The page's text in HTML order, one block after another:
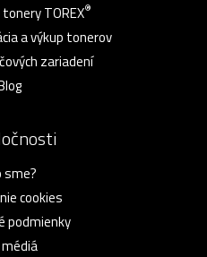
TOREX®
a výkup tonerov
zariadení
sme?
cookies
podmienky